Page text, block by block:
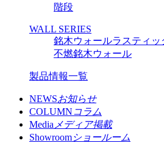
階段
WALL SERIES
銘木ウォールラスティッ
不燃銘木ウォール
製品情報一覧
NEWSお知らせ
COLUMNコラム
Media メディア掲載
Showroomショールーム